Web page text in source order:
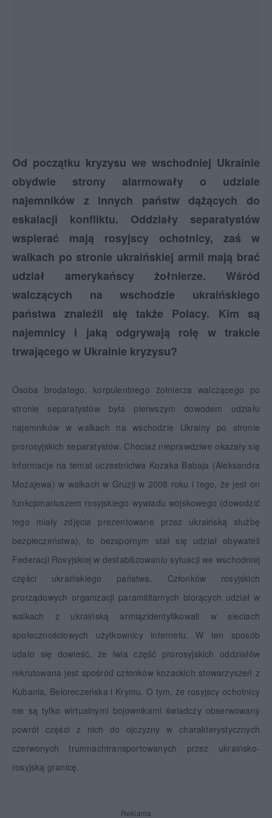
Od początku kryzysu we wschodniej Ukrainie
obydwie strony alarmowały o udziale
najemników z innych państw dążących do
eskalacji konfliktu. Oddziały separatystów
wspierać mają rosyjscy ochotnicy, zaś w
walkach po stronie ukraińskiej armii mają brać
udział amerykańscy żołnierze. Wśród
walczących na wschodzie ukraińskiego
państwa znaleźli się także Polacy. Kim są
najemnicy i jaką odgrywają rolę w trakcie
trwającego w Ukrainie kryzysu?
Osoba brodatego, korpulentnego żołnierza walczącego po
stronie separatystów była pierwszym dowodem udziału
najemników w walkach na wschodzie Ukrainy po stronie
prorosyjskich separatystów. Chociaż nieprawdziwe okazały się
informacje na temat uczestnictwa Kozaka Babaja (Aleksandra
Możajewa) w walkach w Gruzji w 2008 roku i tego, że jest on
funkcjonariuszem rosyjskiego wywiadu wojskowego (dowodzić
tego miały zdjęcia prezentowane przez ukraińską służbę
bezpieczeństwa), to bezspornym stał się udział obywateli
Federacji Rosyjskiej w destabilizowaniu sytuacji we wschodniej
części ukraińskiego państwa. Członków rosyjskich
prorządowych organizacji paramilitarnych biorących udział w
walkach z ukraińską armiązidentyfikowali w sieciach
społecznościowych użytkownicy internetu. W ten sposób
udało się dowieść, że lwia część prorosyjskich oddziałów
rekrutowana jest spośród członków kozackich stowarzyszeń z
Kubania, Beloreczeńska i Krymu. O tym, że rosyjscy ochotnicy
nie są tylko wirtualnymi bojownikami świadczy obserwowany
powrót części z nich do ojczyzny w charakterystycznych
czerwonych trumnachtransportowanych przez ukraińsko-
rosyjską granicę.
Reklama